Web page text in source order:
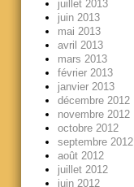
juillet 2013
juin 2013
mai 2013
avril 2013
mars 2013
février 2013
janvier 2013
décembre 2012
novembre 2012
octobre 2012
septembre 2012
août 2012
juillet 2012
juin 2012